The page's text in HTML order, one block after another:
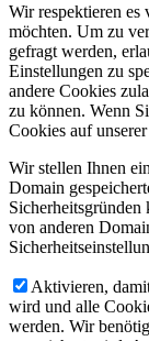
Wir respektieren es
möchten. Um zu
gefragt werden,
Einstellungen zu
andere Cookies
zu können. Wenn
Cookies auf
Wir stellen Ihnen
Domain
von anderen
Aktivieren,
wird und alle
werden. Wir